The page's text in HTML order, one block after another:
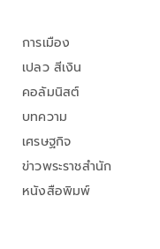
การเมือง
เปลว สีเงิน
คอลัมนิสต์
บทความ
เศรษฐกิจ
ข่าวพระราชสำนัก
หนังสือพิมพ์